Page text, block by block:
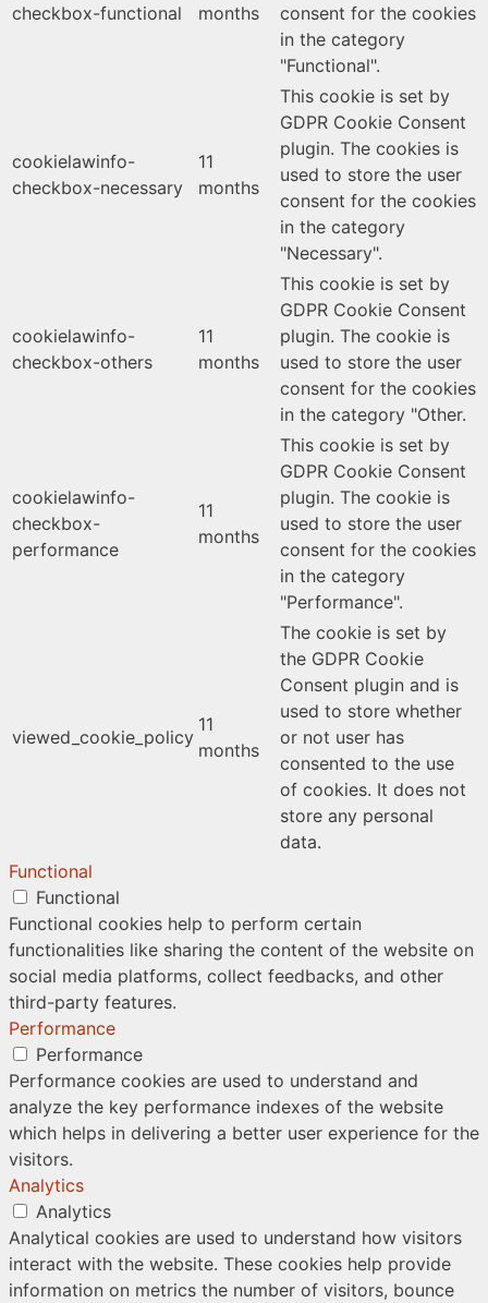
checkbox-functional
months
consent for the cookies
in the category
"Functional".
cookielawinfo-
checkbox-necessary
11
months
This cookie is set by
GDPR Cookie Consent
plugin. The cookies is
used to store the user
consent for the cookies
in the category
"Necessary".
cookielawinfo-
checkbox-others
11
months
This cookie is set by
GDPR Cookie Consent
plugin. The cookie is
used to store the user
consent for the cookies
in the category "Other.
cookielawinfo-
checkbox-
performance
11
months
This cookie is set by
GDPR Cookie Consent
plugin. The cookie is
used to store the user
consent for the cookies
in the category
"Performance".
viewed_cookie_policy
11
months
The cookie is set by
the GDPR Cookie
Consent plugin and is
used to store whether
or not user has
consented to the use
of cookies. It does not
store any personal
data.
Functional
Functional
Functional cookies help to perform certain
functionalities like sharing the content of the website on
social media platforms, collect feedbacks, and other
third-party features.
Performance
Performance
Performance cookies are used to understand and
analyze the key performance indexes of the website
which helps in delivering a better user experience for the
visitors.
Analytics
Analytics
Analytical cookies are used to understand how visitors
interact with the website. These cookies help provide
information on metrics the number of visitors, bounce